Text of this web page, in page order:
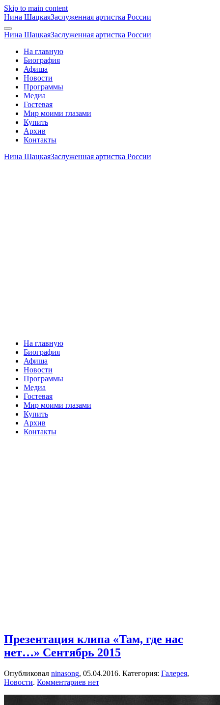
Skip to main content
Нина ШацкаяЗаслуженная артистка России
Нина ШацкаяЗаслуженная артистка России
На главную
Биография
Афиша
Новости
Программы
Медиа
Гостевая
Мир моими глазами
Купить
Архив
Контакты
Нина ШацкаяЗаслуженная артистка России
На главную
Биография
Афиша
Новости
Программы
Медиа
Гостевая
Мир моими глазами
Купить
Архив
Контакты
Презентация клипа «Там, где нас
нет…» Сентябрь 2015
Опубликовал ninasong, 05.04.2016. Категория: Галерея,
Новости. Комментариев кнет